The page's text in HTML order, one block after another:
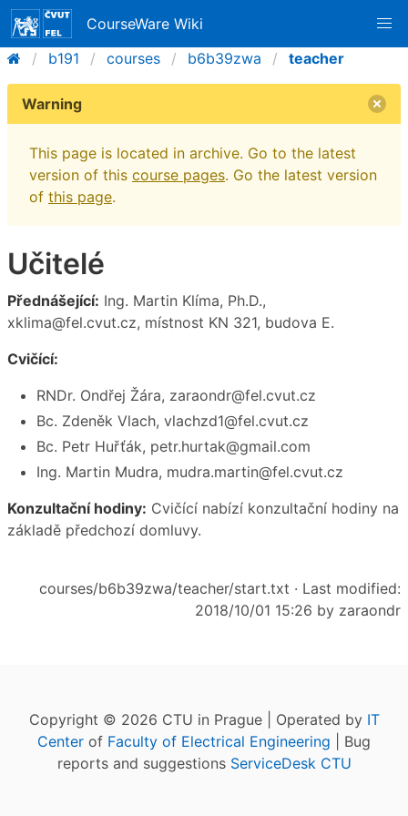
CourseWare Wiki
b191
courses b6b39zwa teacher
Warning
This page is located in archive. Go to the latest
version of this course pages. Go the latest version
of this page.
Učitelé
Přednášející: Ing. Martin Klíma, Ph.D.,
xklima@fel.cvut.cz, místnost KN 321, budova E.
Cvičící:
RNDr. Ondřej Žára, zaraondr@fel.cvut.cz
Bc. Zdeněk Vlach, vlachzd1@fel.cvut.cz
Bc. Petr Huřťák, petr.hurtak@gmail.com
Ing. Martin Mudra, mudra.martin@fel.cvut.cz
Konzultační hodiny: Cvičící nabízí konzultační hodiny na
základě předchozí domluvy.
courses/b6b39zwa/teacher/start.txt · Last modified:
2018/10/01 15:26 by zaraondr
Copyright © 2026 CTU in Prague | Operated by IT
Center of Faculty of Electrical Engineering | Bug
reports and suggestions ServiceDesk CTU